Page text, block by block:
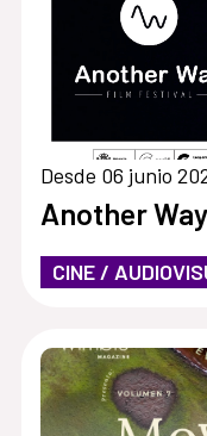
Desde 06 junio
Another Way
CINE /